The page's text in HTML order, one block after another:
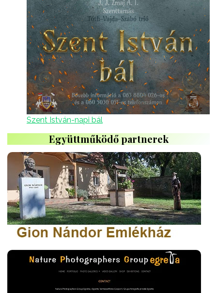
Szent István-napi bál
Együttműködő partnerek